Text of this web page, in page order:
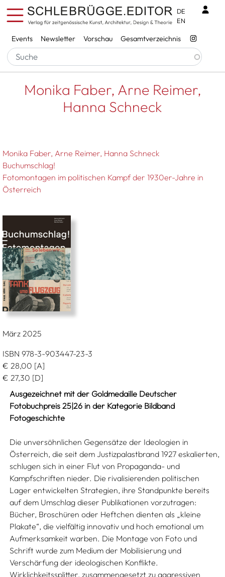
Direkt zum Inhalt
Services
Events Newsletter Vorschau Gesamtverzeichnis
DE
EN
Pfadnavigation
Startseite Monika Faber, Arne Reimer, Hanna Schneck
Monika Faber, Arne Reimer,
Hanna Schneck
Monika Faber Arne Reimer Hanna Schneck
Buchumschlag!
Fotomontagen im politischen Kampf der 1930er-Jahre in
Österreich
März 2025
ISBN 978-3-903447-23-3
€ 28,00 [A]
€ 27,30 [D]
Ausgezeichnet mit der Goldmedaille Deutscher
Fotobuchpreis 25|26 in der Kategorie Bildband
Fotogeschichte
Die unversöhnlichen Gegensätze der Ideologien in
Österreich, die seit dem Justizpalastbrand 1927 eskalierten,
schlugen sich in einer Flut von Propaganda- und
Kampfschriften nieder. Die rivalisierenden politischen
Lager entwickelten Strategien, ihre Standpunkte bereits
auf dem Umschlag dieser Publikationen vorzutragen:
Bücher, Broschüren oder Heftchen dienten als „kleine
Plakate“, die vielfältig innovativ und hoch emotional um
Aufmerksamkeit warben. Die Montage von Foto und
Schrift wurde zum Medium der Mobilisierung und
Verschärfung der ideologischen Konflikte.
Wirklichkeitssplitter, zusammengesetzt zu aggressiven